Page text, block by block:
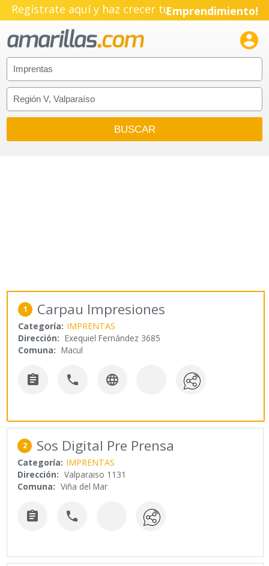
Regístrate aquí y haz crecer tuEmprendimiento!

1 Carpau Impresiones
Categoría: IMPRENTAS
Dirección: Exequiel Fernández 3685
Comuna: Macul
  
2 Sos Digital Pre Prensa
Categoría: IMPRENTAS
Dirección: Valparaiso 1131
Comuna: Viña del Mar
 